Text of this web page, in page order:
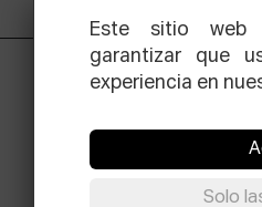
Este sitio web
garantizar que
experiencia en
Solo